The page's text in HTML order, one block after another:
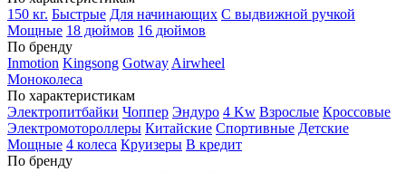
150 кг. Быстрые Для начинающих С выдвижной ручкой
Мощные 18 дюймов 16 дюймов
По бренду
Inmotion Kingsong Gotway Airwheel
Моноколеса
По характеристикам
Электропитбайки Чоппер Эндуро 4 Kw Взрослые Кроссовые
Электромотороллеры Китайские Спортивные Детские
Мощные 4 колеса Круизеры В кредит
По бренду